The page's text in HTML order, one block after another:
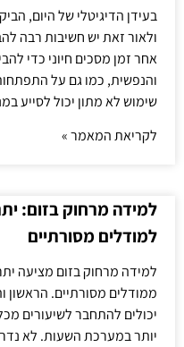
בעידן הדיגיטלי של היום,
ולאור זאת יש חשיבות רבה
אחר זמן מסכים חיוני כדי
והנפשית, כמו גם על
שימוש לא מתון יכול לסייע
לקריאת המאמר »
למידה מרחוק בזום:
למודלים מסורתיים
למידה מרחוק בזום מציעה
ממודלים מסורתיים. הראשון
יכולים להתחבר לשיעורים
יותר במערכת השעות. לא